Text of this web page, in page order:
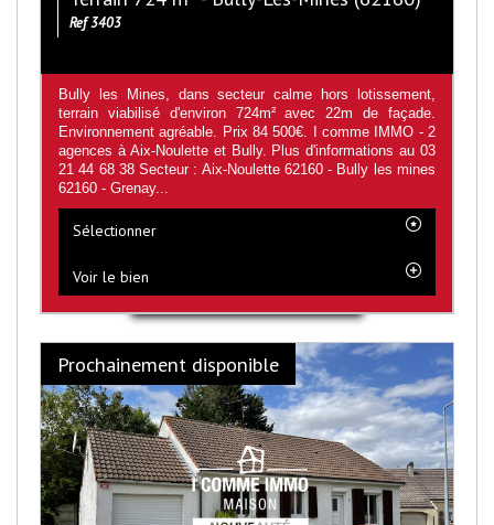
Ref 3403
Bully les Mines, dans secteur calme hors lotissement,
terrain viabilisé d'environ 724m² avec 22m de façade.
Environnement agréable. Prix 84 500€. I comme IMMO - 2
agences à Aix-Noulette et Bully. Plus d'informations au 03
21 44 68 38 Secteur : Aix-Noulette 62160 - Bully les mines
62160 - Grenay...
Sélectionner
Voir le bien
Prochainement disponible